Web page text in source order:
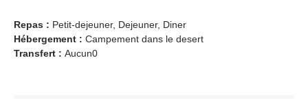
Repas : Petit-dejeuner, Dejeuner, Diner
Hébergement : Campement dans le desert
Transfert : Aucun0